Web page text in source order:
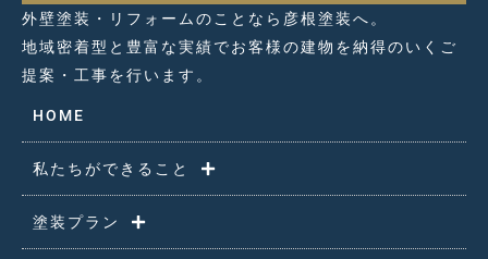
外壁塗装・リフォームのことなら彦根塗装へ。
地域密着型と豊富な実績でお客様の建物を納得のいくご
提案・工事を行います。
HOME
私たちができること
塗装プラン